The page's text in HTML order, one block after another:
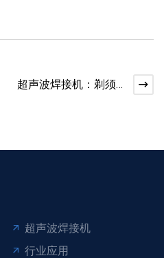
超声波焊接机：剃须
超声波焊接机
行业应用